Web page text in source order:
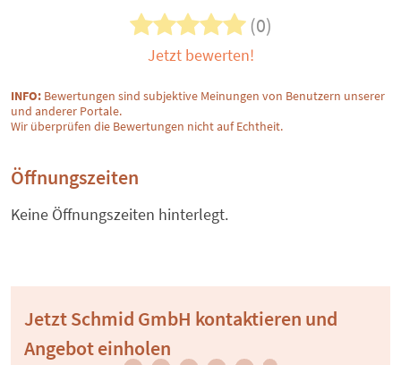
(0)
Jetzt bewerten!
INFO: Bewertungen sind subjektive Meinungen von Benutzern unserer
und anderer Portale.
Wir überprüfen die Bewertungen nicht auf Echtheit.
Öffnungszeiten
Keine Öffnungszeiten hinterlegt.
Jetzt Schmid GmbH kontaktieren und
Angebot einholen